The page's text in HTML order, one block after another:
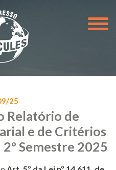
25
Relatório de
e de Critérios
Semestre 2025